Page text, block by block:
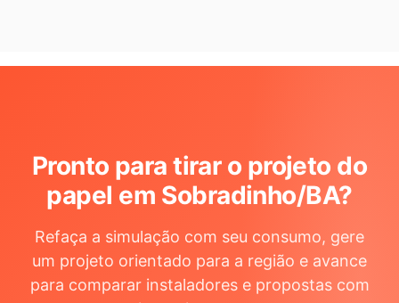
Pronto para tirar o projeto do
papel em Sobradinho/BA?
Refaça a simulação com seu consumo, gere
um projeto orientado para a região e avance
para comparar instaladores e propostas com